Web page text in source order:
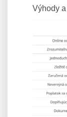
Výhody